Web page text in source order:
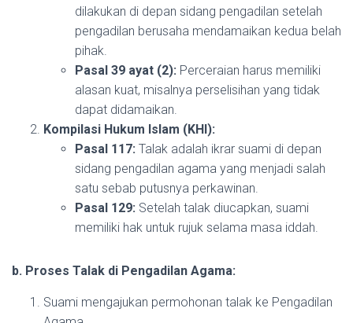
dilakukan di depan sidang pengadilan setelah
pengadilan berusaha mendamaikan kedua belah
pihak.
Pasal 39 ayat (2): Perceraian harus memiliki
alasan kuat, misalnya perselisihan yang tidak
dapat didamaikan.
Kompilasi Hukum Islam (KHI):
Pasal 117: Talak adalah ikrar suami di depan
sidang pengadilan agama yang menjadi salah
satu sebab putusnya perkawinan.
Pasal 129: Setelah talak diucapkan, suami
memiliki hak untuk rujuk selama masa iddah.
b. Proses Talak di Pengadilan Agama:
Suami mengajukan permohonan talak ke Pengadilan